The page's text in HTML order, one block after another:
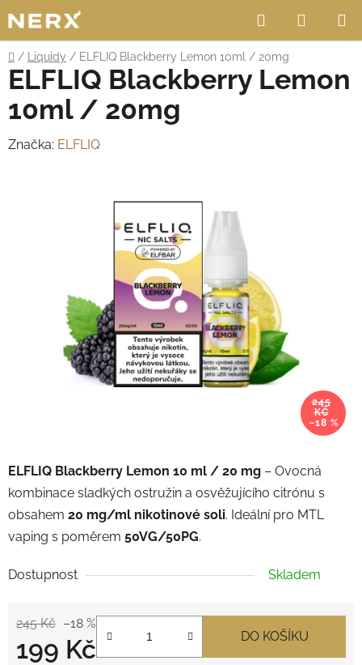
na
obsah
Hledat
KOŠÍK
Domů
/ Liquidy / ELFLIQ Blackberry Lemon 10ml / 20mg
ELFLIQ Blackberry Lemon 10 ml / 20 mg – Ovocná
kombinace sladkých ostružin a osvěžujícího citrónu s
obsahem 20 mg/ml nikotinové soli. Ideální pro MTL
vaping s poměrem 50VG/50PG.
Dostupnost Skladem
245 Kč –18 %
199 Kč DO KOŠÍKU
ELFLIQ Blackberry Lemon
10ml / 20mg
Značka: ELFLIQ
245
KČ
–18 %